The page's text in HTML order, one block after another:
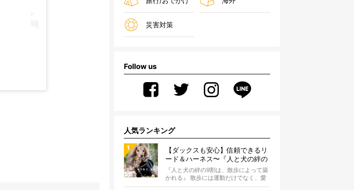
災害対策
Follow us
人気ランキング
【ダックスも安心】信頼できるリ
ード＆ハーネス〜『人と犬の絆の
9割は散歩によって築かれる』
WOLFGANG MAN＆BEAST〜
『人と犬の絆の9割は、散歩によって築
かれる』 散歩には運動だけでなく、愛
犬とオーナーの絆を深める重要な役割